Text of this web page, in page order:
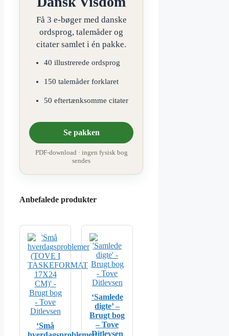
Få 3 e-bøger med danske
ordsprog, talemåder og
citater samlet i én pakke.
40 illustrerede ordsprog
150 talemåder forklaret
50 eftertænksomme citater
Se pakken
PDF-download · ingen fysisk bog
sendes
Anbefalede produkter
‘Små
‘Samlede
digte’ –
Brugt bog
– Tove
Ditlevsen